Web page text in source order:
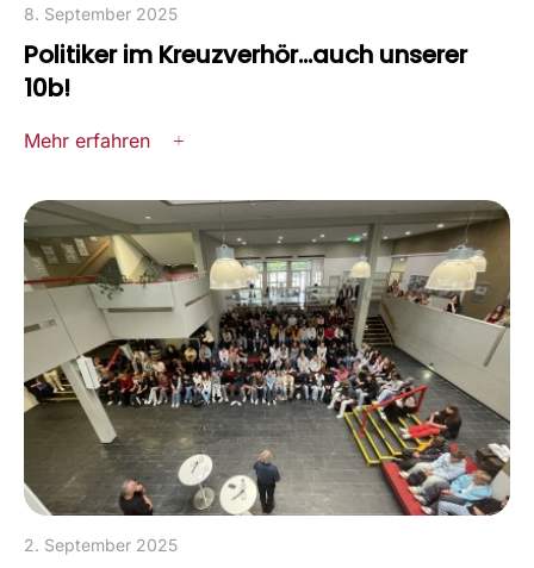
8. September 2025
Politiker im Kreuzverhör...auch unserer
10b!
Mehr erfahren
2. September 2025